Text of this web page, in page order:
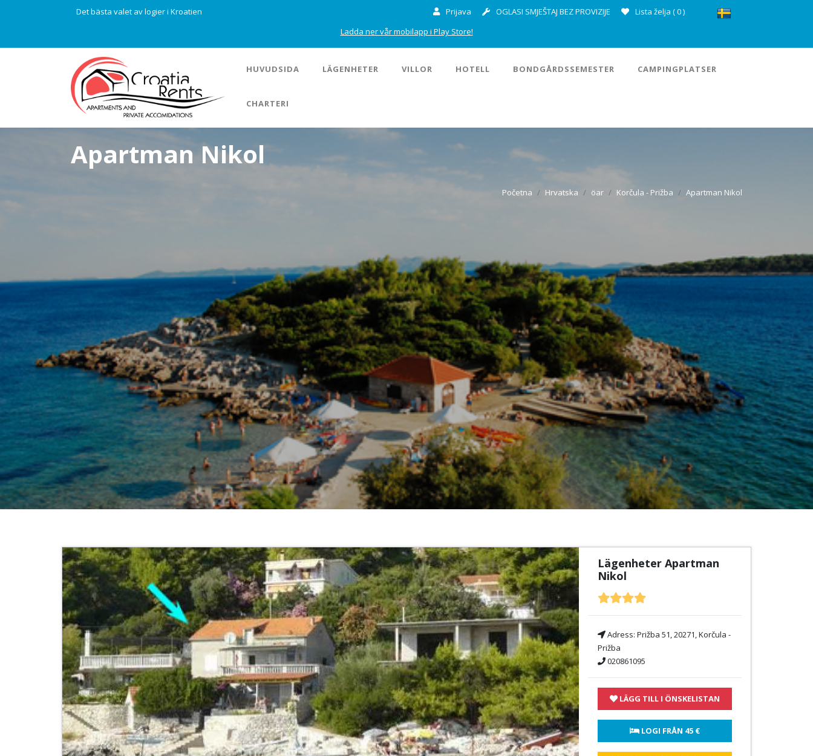
Det bästa valet av logier i Kroatien Prijava OGLASI SMJEŠTAJ BEZ PROVIZIJE Lista želja (0)
Ladda ner vår mobilapp i Play Store!
HUVUDSIDA LÄGENHETER VILLOR HOTELL BONDGÅRDSSEMESTER CAMPINGPLATSER
CHARTERI
Apartman Nikol
Početna Hrvatska öar Korčula - Prižba Apartman Nikol
Lägenheter Apartman
Nikol
Adress: Prižba 51, 20271, Korčula -
Prižba
020861095
LÄGG TILL I ÖNSKELISTAN
LOGI FRÅN 45 €